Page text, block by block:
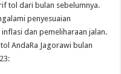
tol dari bulan sebelumnya.
penyesuaian
dan pemeliharaan jalan.
AndaRa Jagorawi bulan